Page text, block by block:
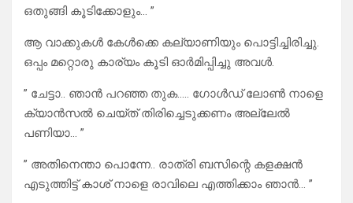
ഒതുങ്ങി കൂടിക്കോളും… ”
ആ വാക്കുകൾ കേൾക്കെ കല്യാണിയും പൊട്ടിച്ചിരിച്ചു.
ഒപ്പം മറ്റൊരു കാര്യം കൂടി ഓർമിപ്പിച്ചു അവൾ.
” ചേട്ടാ.. ഞാൻ പറഞ്ഞ തുക….. ഗോൾഡ് ലോൺ നാളെ
ക്യാൻസൽ ചെയ്ത് തിരിച്ചെടുക്കണം അല്ലേൽ
പണിയാ… ”
” അതിനെന്താ പൊന്നേ.. രാത്രി ബസിന്റെ കളക്ഷൻ
എടുത്തിട്ട് കാശ് നാളെ രാവിലെ എത്തിക്കാം ഞാൻ… ”